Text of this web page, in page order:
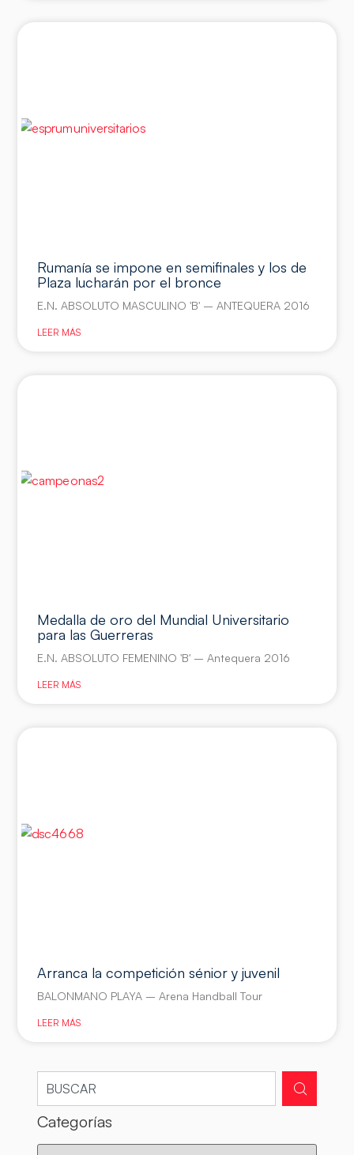
Rumanía se impone en semifinales y los de
Plaza lucharán por el bronce
E.N. ABSOLUTO MASCULINO 'B' – ANTEQUERA 2016
LEER MÁS
Medalla de oro del Mundial Universitario
para las Guerreras
E.N. ABSOLUTO FEMENINO 'B' – Antequera 2016
LEER MÁS
Arranca la competición sénior y juvenil
BALONMANO PLAYA – Arena Handball Tour
LEER MÁS
Categorías